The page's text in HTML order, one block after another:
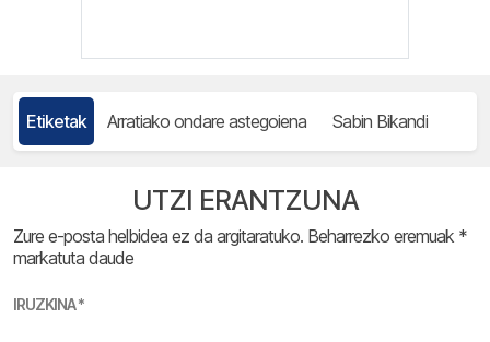
Etiketak Arratiako ondare astegoiena Sabin Bikandi
UTZI ERANTZUNA
Zure e-posta helbidea ez da argitaratuko. Beharrezko eremuak *
markatuta daude
IRUZKINA*